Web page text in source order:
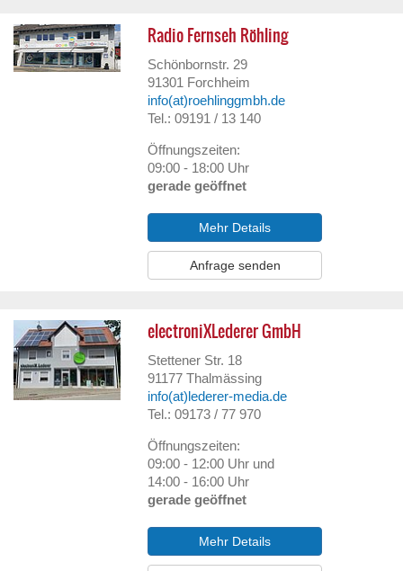
Radio Fernseh Röhling
Schönbornstr. 29
91301 Forchheim
info(at)roehlinggmbh.de
Tel.: 09191 / 13 140
Öffnungszeiten:
09:00 - 18:00 Uhr
gerade geöffnet
Mehr Details
Anfrage senden
electroniXLederer GmbH
Stettener Str. 18
91177 Thalmässing
info(at)lederer-media.de
Tel.: 09173 / 77 970
Öffnungszeiten:
09:00 - 12:00 Uhr und
14:00 - 16:00 Uhr
gerade geöffnet
Mehr Details